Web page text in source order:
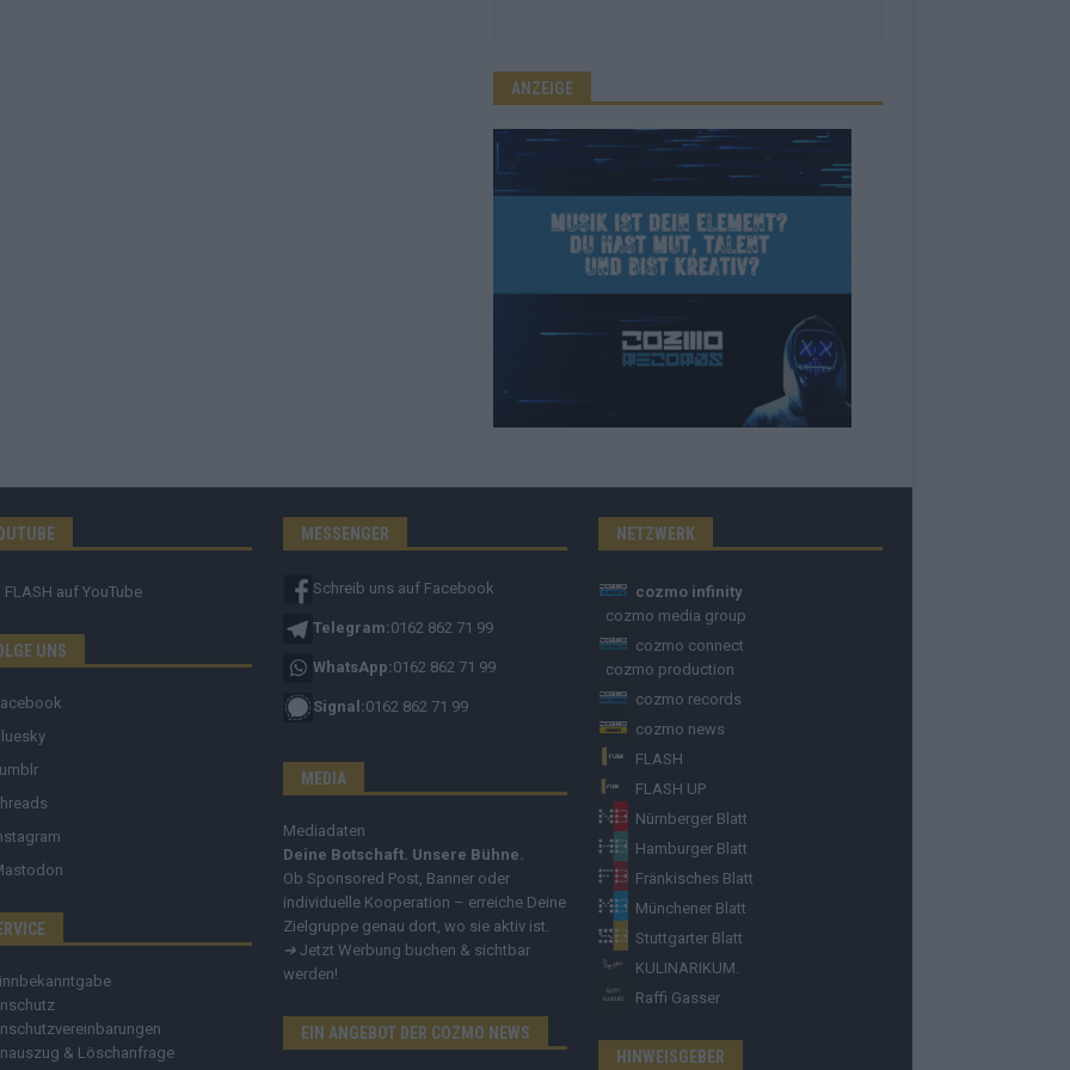
ANZEIGE
FLASH auf YouTube
UNS
& Löschanfrage
MESSENGER
Schreib uns auf Facebook
Telegram:0162 862 71 99
WhatsApp:0162 862 71 99
Signal:0162 862 71 99
MEDIA
Mediadaten
Deine Botschaft. Unsere Bühne.
Ob Sponsored Post, Banner oder
individuelle Kooperation – erreiche Deine
Zielgruppe genau dort, wo sie aktiv ist.
➔ Jetzt Werbung buchen & sichtbar
werden!
EIN ANGEBOT DER COZMO NEWS
NETZWERK
cozmo infinity
cozmo media group
cozmo connect
cozmo production
cozmo records
cozmo news
FLASH
FLASH UP
Nürnberger Blatt
Hamburger Blatt
Fränkisches Blatt
Münchener Blatt
Stuttgarter Blatt
KULINARIKUM.
Raffi Gasser
HINWEISGEBER